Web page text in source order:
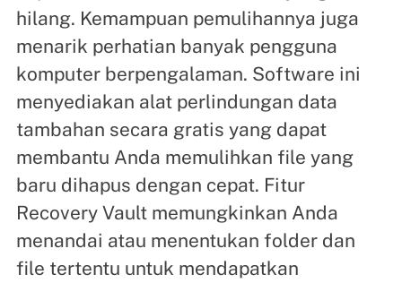
hilang. Kemampuan pemulihannya juga
menarik perhatian banyak pengguna
komputer berpengalaman. Software ini
menyediakan alat perlindungan data
tambahan secara gratis yang dapat
membantu Anda memulihkan file yang
baru dihapus dengan cepat. Fitur
Recovery Vault memungkinkan Anda
menandai atau menentukan folder dan
file tertentu untuk mendapatkan